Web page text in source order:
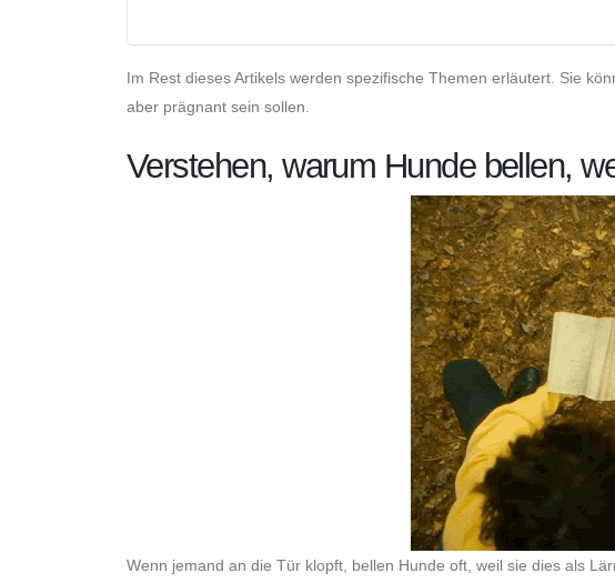
Im Rest dieses Artikels werden spezifische Themen erläutert. Sie
aber prägnant sein sollen.
Verstehen, warum Hunde bellen,
Wenn jemand an die Tür klopft, bellen Hunde oft, weil sie dies als